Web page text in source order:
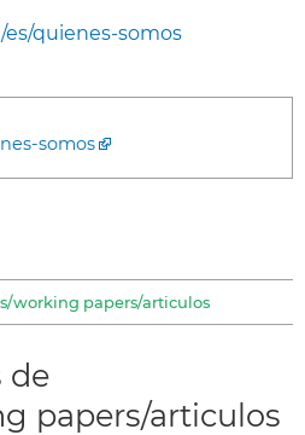
quienes-somos
somos
working papers/articulos
de
papers/articulos